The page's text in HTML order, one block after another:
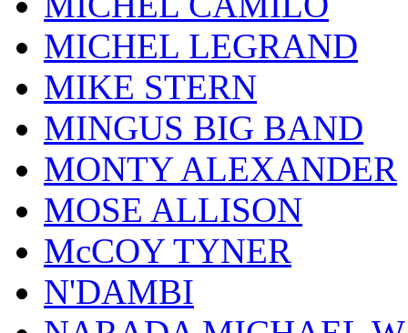
MICHEL LEGRAND
MIKE STERN
MINGUS BIG BAND
MONTY ALEXANDER
MOSE ALLISON
McCOY TYNER
N'DAMBI